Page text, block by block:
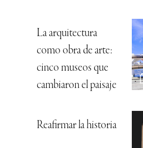
La arquitectura
como obra de arte:
cinco museos que
cambiaron el paisaje
Reafirmar la historia